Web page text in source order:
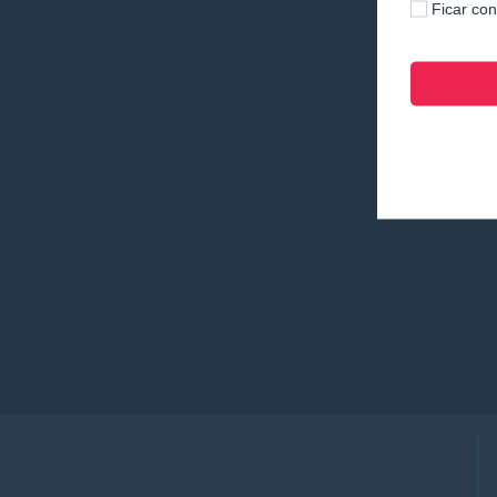
Ficar